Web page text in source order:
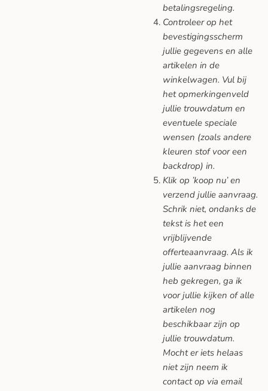
betalingsregeling.
Controleer op het
bevestigingsscherm
jullie gegevens en alle
artikelen in de
winkelwagen. Vul bij
het opmerkingenveld
jullie trouwdatum en
eventuele speciale
wensen (zoals andere
kleuren stof voor een
backdrop) in.
Klik op ’koop nu’ en
verzend jullie aanvraag.
Schrik niet, ondanks de
tekst is het een
vrijblijvende
offerteaanvraag. Als ik
jullie aanvraag binnen
heb gekregen, ga ik
voor jullie kijken of alle
artikelen nog
beschikbaar zijn op
jullie trouwdatum.
Mocht er iets helaas
niet zijn neem ik
contact op via email